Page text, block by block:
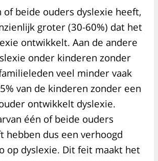
of beide ouders dyslexie heeft,
groter (30-60%) dat het
ontwikkelt. Aan de andere
onder kinderen zonder
veel minder vaak
van de kinderen zonder een
ontwikkelt dyslexie.
één of beide ouders
hebben dus een verhoogd
op dyslexie. Dit feit maakt het